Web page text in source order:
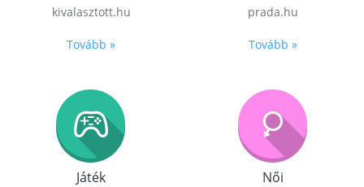
kivalasztott.hu
Tovább »
prada.hu
Tovább »
Játék Női